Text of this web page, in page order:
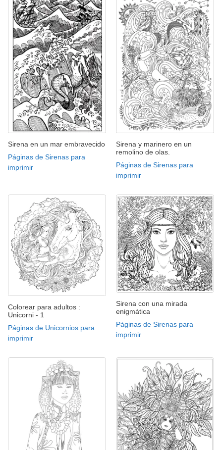
Sirena en un mar embravecido
Páginas de Sirenas para
imprimir
Sirena y marinero en un
remolino de olas.
Páginas de Sirenas para
imprimir
Colorear para adultos :
Unicorni - 1
Páginas de Unicornios para
imprimir
Sirena con una mirada
enigmática
Páginas de Sirenas para
imprimir